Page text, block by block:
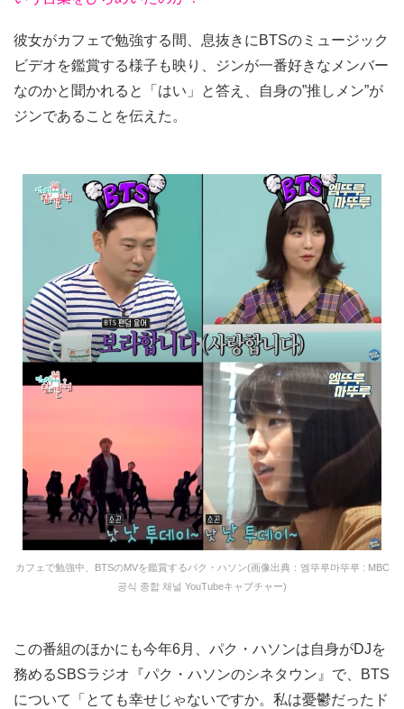
彼女がカフェで勉強する間、息抜きにBTSのミュージック
ビデオを鑑賞する様子も映り、ジンが一番好きなメンバー
なのかと聞かれると「はい」と答え、自身の”推しメン”が
ジンであることを伝えた。
カフェで勉強中、BTSのMVを鑑賞するパク・ハソン(画像出典：엠뚜루마뚜루 : MBC
공식 종합 채널 YouTubeキャプチャー)
この番組のほかにも今年6月、パク・ハソンは自身がDJを
務めるSBSラジオ『パク・ハソンのシネタウン』で、BTS
について「とても幸せじゃないですか。私は憂鬱だったド